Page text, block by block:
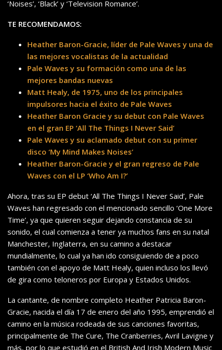
‘Noises’, ‘Black’ y ‘Television Romance’.
TE RECOMENDAMOS:
Heather Baron-Gracie, líder de Pale Waves y una de
las mejores vocalistas de la actualidad
Pale Waves y su formación como una de las
mejores bandas nuevas
Matt Healy, de 1975, uno de los principales
impulsores hacia el éxito de Pale Waves
Heather Baron Gracie y su debut con Pale Waves
en el gran EP ‘All The Things I Never Said’
Pale Waves y su aclamado debut con su primer
disco ‘My Mind Makes Noises’
Heather Baron-Gracie y el gran regreso de Pale
Waves con el LP ‘Who Am I?’
Ahora, tras su EP debut ‘All The Things I Never Said’, Pale
Waves han regresado con el mencionado sencillo ‘One More
Time’, ya que quieren seguir dejando constancia de su
sonido, el cual comienza a tener ya muchos fans en su natal
Manchester, Inglaterra, en su camino a destacar
mundialmente, lo cual ya han ido consiguiendo de a poco
también con el apoyo de Matt Healy, quien incluso los llevó
de gira como teloneros por Europa y Estados Unidos.
La cantante, de nombre completo Heather Patricia Baron-
Gracie, nacida el día 17 de enero del año 1995, emprendió el
camino en la música rodeada de sus canciones favoritas,
principalmente de The Cure, The Cranberries, Avril Lavigne y
más, por lo que estudió en el British And Irish Modern Music